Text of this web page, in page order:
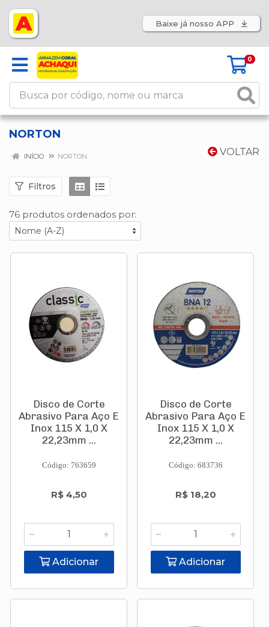
Baixe já nosso APP
0
NORTON
VOLTAR
INÍCIO NORTON
Filtros
76 produtos ordenados por:
Disco de Corte
Abrasivo Para Aço E
Inox 115 X 1,0 X
22,23mm ...
Código: 763659
R$ 4,50
Adicionar
Disco de Corte
Abrasivo Para Aço E
Inox 115 X 1,0 X
22,23mm ...
Código: 683736
R$ 18,20
Adicionar